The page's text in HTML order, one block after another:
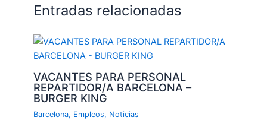
Entradas relacionadas
VACANTES PARA PERSONAL
REPARTIDOR/A BARCELONA –
BURGER KING
Barcelona, Empleos, Noticias